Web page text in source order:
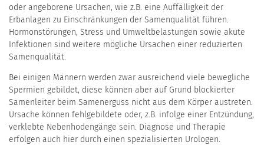
oder angeborene Ursachen, wie z.B. eine Auffälligkeit der
Erbanlagen zu Einschränkungen der Samenqualität führen.
Hormonstörungen, Stress und Umweltbelastungen sowie akute
Infektionen sind weitere mögliche Ursachen einer reduzierten
Samenqualität.
Bei einigen Männern werden zwar ausreichend viele bewegliche
Spermien gebildet, diese können aber auf Grund blockierter
Samenleiter beim Samenerguss nicht aus dem Körper austreten.
Ursache können fehlgebildete oder, z.B. infolge einer Entzündung,
verklebte Nebenhodengänge sein. Diagnose und Therapie
erfolgen auch hier durch einen spezialisierten Urologen.